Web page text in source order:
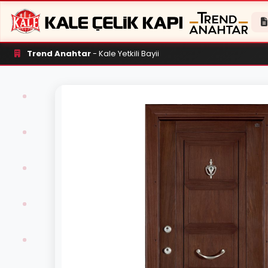
Trend Anahtar- Kale Yetkili Bayii